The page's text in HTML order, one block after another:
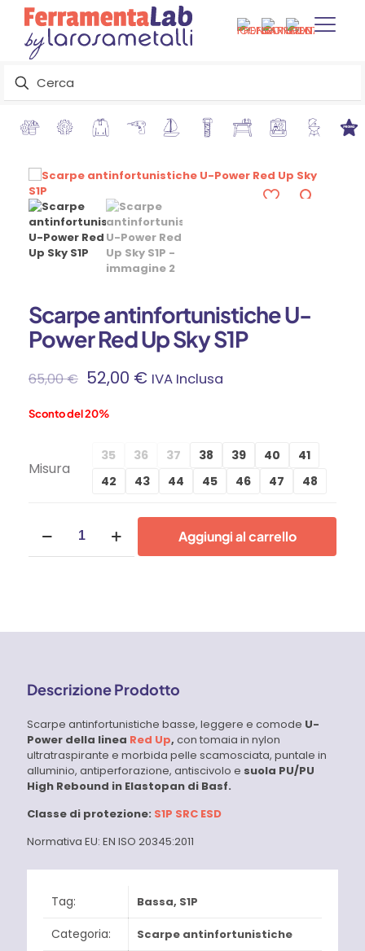
Scarpe antinfortunistiche U-
Power Red Up Sky S1P
65,00€ 52,00 € IVA Inclusa
Sconto del 20%
Misura
35 36 37 38 39 40
41
42
43 44 45 46 47 48
antinfortunistiche
U-
S1P
Aggiungi al carrello
Descrizione Prodotto
Scarpe antinfortunistiche basse, leggere e comode U-
Power della linea Red Up, con tomaia in nylon
ultratraspirante e morbida pelle scamosciata, puntale in
alluminio, antiperforazione, antiscivolo e suola PU/PU
High Rebound in Elastopan di Basf.
Classe di protezione: S1P SRC ESD
Normativa EU: EN ISO 20345:2011
Tag: Bassa, S1P
Categoria: Scarpe antinfortunistiche